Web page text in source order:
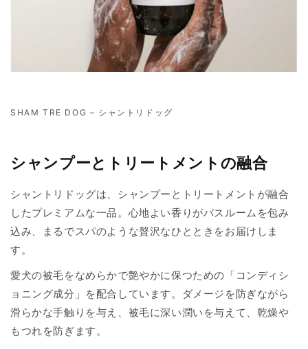
SHAM TRE DOG – シャントリドッグ
シャンプーとトリートメントの融合
シャントリドッグは、シャンプーとトリートメントが融合
したプレミアムな一品。心地よい香りがバスルームを包み
込み、まるでスパのような贅沢なひとときをお届けしま
す。
愛犬の被毛をなめらかで艶やかに保つための「コンディシ
ョニング成分」を配合しています。ダメージを防ぎながら
滑らかな手触りを与え、被毛に深い潤いを与えて、乾燥や
もつれを防ぎます。